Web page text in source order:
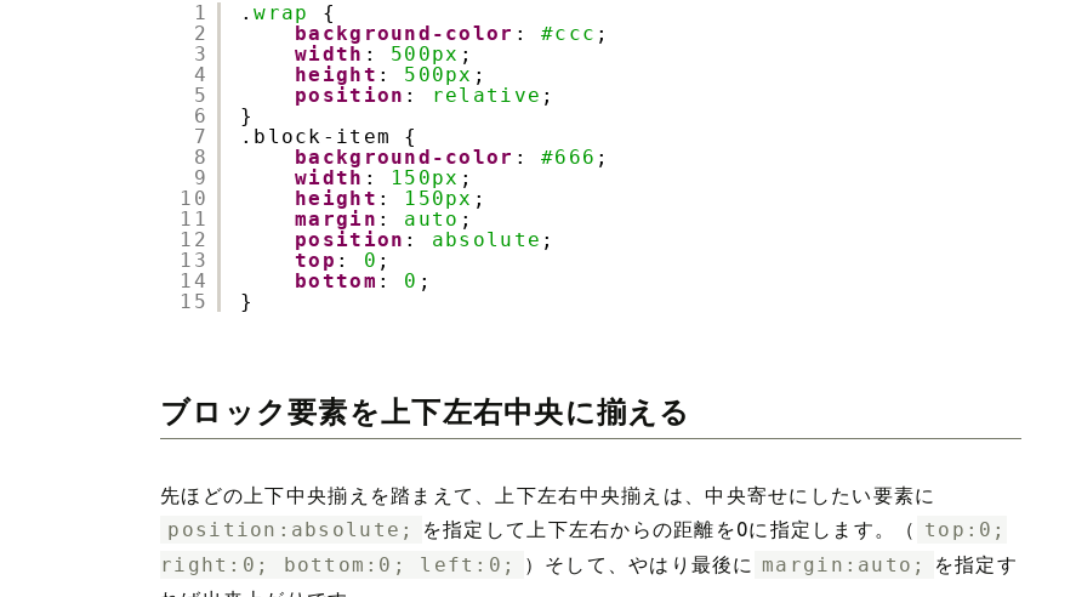
1
2
3
4
5
6
7
8
9
10
11
12
13
14
15
.wrap
{
background-color : #ccc ;
width : 500px ;
height : 500px ;
position : relative ;
}
.block-item {
background-color : #666 ;
width : 150px ;
height : 150px ;
margin : auto ;
position : absolute ;
top : 0 ;
bottom : 0 ;
}
ブロック要素を上下左右中央に揃える
先ほどの上下中央揃えを踏まえて、上下左右中央揃えは、中央寄せにしたい要素に
position:absolute; を指定して上下左右からの距離を0に指定します。（
top:0;
right:0; bottom:0; left:0;
）そして、やはり最後に margin:auto;
を指定す